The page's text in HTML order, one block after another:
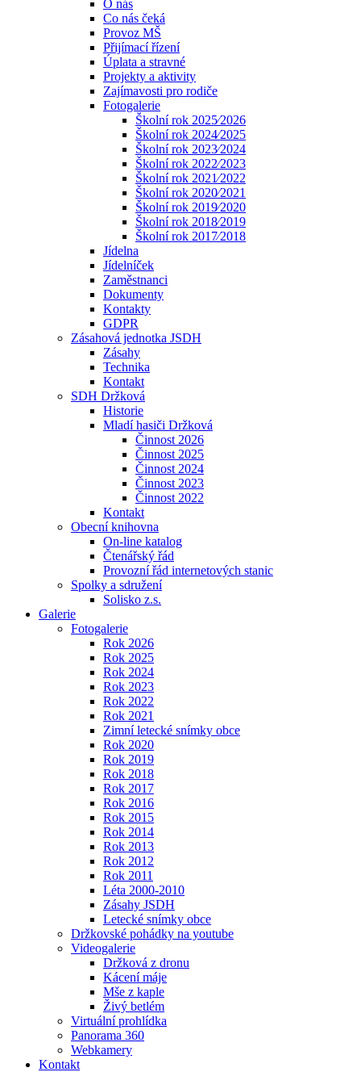
O nás
Co nás čeká
Provoz MŠ
Přijímací řízení
Úplata a stravné
Projekty a aktivity
Zajímavosti pro rodiče
Fotogalerie
Školní rok 2025⁄2026
Školní rok 2024⁄2025
Školní rok 2023⁄2024
Školní rok 2022⁄2023
Školní rok 2021⁄2022
Školní rok 2020⁄2021
Školní rok 2019⁄2020
Školní rok 2018⁄2019
Školní rok 2017⁄2018
Jídelna
Jídelníček
Zaměstnanci
Dokumenty
Kontakty
GDPR
Zásahová jednotka JSDH
Zásahy
Technika
Kontakt
SDH Držková
Historie
Mladí hasiči Držková
Činnost 2026
Činnost 2025
Činnost 2024
Činnost 2023
Činnost 2022
Kontakt
Obecní knihovna
On-line katalog
Čtenářský řád
Provozní řád internetových stanic
Spolky a sdružení
Solisko z.s.
Galerie
Fotogalerie
Rok 2026
Rok 2025
Rok 2024
Rok 2023
Rok 2022
Rok 2021
Zimní letecké snímky obce
Rok 2020
Rok 2019
Rok 2018
Rok 2017
Rok 2016
Rok 2015
Rok 2014
Rok 2013
Rok 2012
Rok 2011
Léta 2000-2010
Zásahy JSDH
Letecké snímky obce
Držkovské pohádky na youtube
Videogalerie
Držková z dronu
Kácení máje
Mše z kaple
Živý betlém
Virtuální prohlídka
Panorama 360
Webkamery
Kontakt